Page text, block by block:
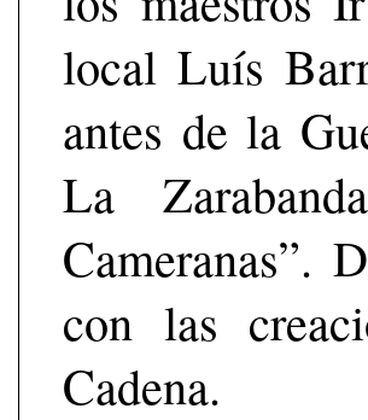
local Luís
antes de la
La
Cameranas”.
con las
Cadena.